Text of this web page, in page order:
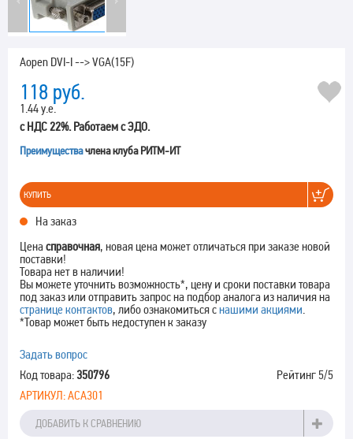
Aopen DVI-I --> VGA(15F)
118 руб.
1.44 у.е.
с НДС 22%. Работаем с ЭДО.
Преимуществачлена клуба РИТМ-ИТ
КУПИТЬ
На заказ
Цена справочная, новая цена может отличаться при заказе новой
поставки!
Товара нет в наличии!
Вы можете уточнить возможность*, цену и сроки поставки товара
под заказ или отправить запрос на подбор аналога из наличия на
странице контактов, либо ознакомиться снашими акциями.
*Товар может быть недоступен к заказу
Задать вопрос
Рейтинг 5/5
Код товара:350796
АРТИКУЛ:ACA301
ДОБАВИТЬ К СРАВНЕНИЮ